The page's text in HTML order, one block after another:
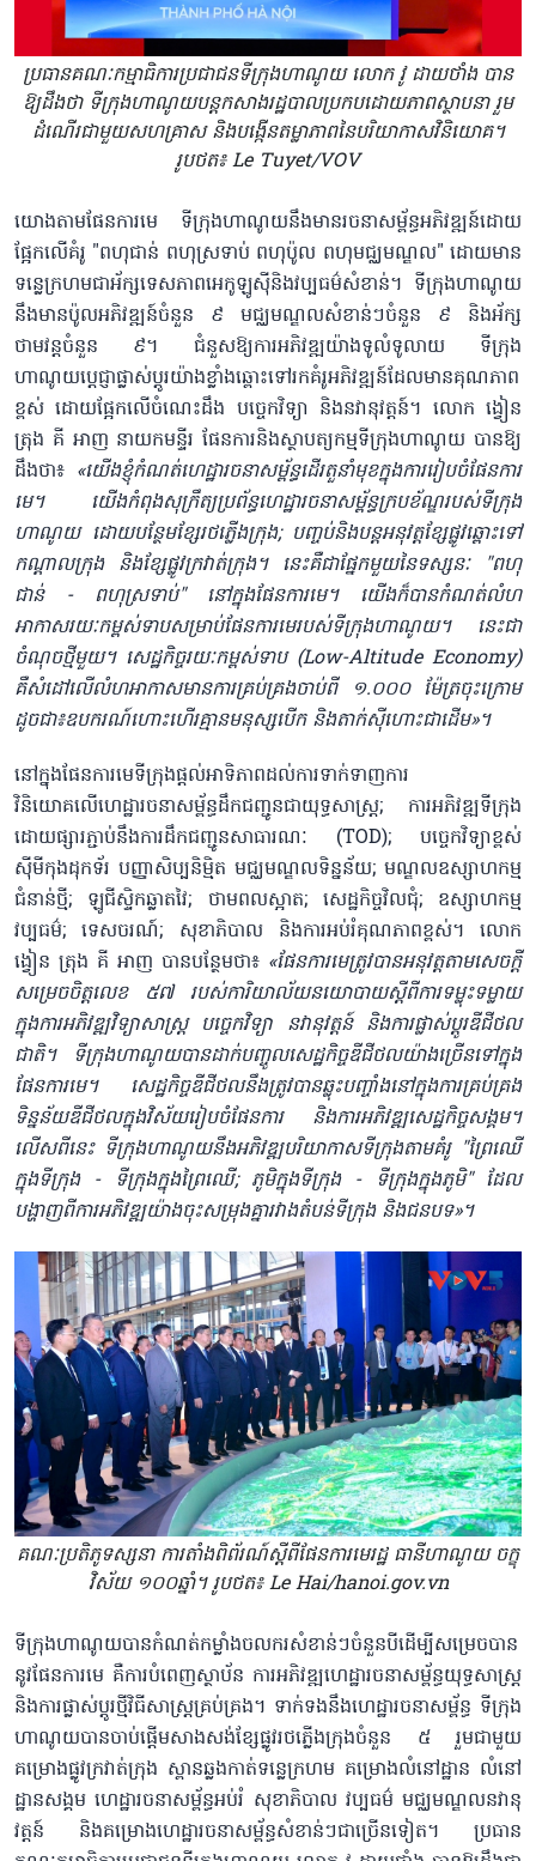
ប្រធានគណៈកម្មាធិការប្រជាជនទីក្រុងហាណូយ លោក វូ ដាយថាំង បាន
ឱ្យដឹងថា ទីក្រុងហាណូយបន្តកសាងរដ្ឋបាលប្រកបដោយភាពស្ថាបនា រួម
ដំណើរជាមួយសហគ្រាស និងបង្កើនតម្លាភាពនៃបរិយាកាសវិនិយោគ។
រូបថត៖ Le Tuyet/VOV
យោងតាមផែនការមេ ទីក្រុងហាណូយនឹងមានរចនាសម្ព័ន្ធអភិវឌ្ឍន៍ដោយ
ផ្អែកលើគំរូ "ពហុជាន់ ពហុស្រទាប់ ពហុប៉ូល ពហុមជ្ឈមណ្ឌល" ដោយមាន
ទន្លេក្រហម​ជាអ័ក្សទេសភាពអេកូឡូស៊ីនិងវប្បធម៌សំខាន់។ ទីក្រុងហាណូយ
នឹងមានប៉ូលអ​ភិវឌ្ឍន៍ចំនួន ៩ មជ្ឈមណ្ឌលសំខាន់ៗចំនួន ៩ និងអ័ក្ស
ថាមវន្តចំនួន ៩។ ជំនួសឱ្យការអភិវឌ្ឍយ៉ាងទូលំទូលាយ ទីក្រុង
ហាណូយប្តេជ្ញាផ្លាស់ប្តូរយ៉ាងខ្លាំងឆ្ពោះទៅរកគំរូអភិវឌ្ឍន៍ដែលមានគុណភាព
ខ្ពស់ ដោយផ្អែកលើចំណេះដឹង បច្ចេកវិទ្យា និងនវានុវត្តន៍។ លោក ង្វៀន
ត្រុង គី អាញ នាយកមន្ទីរ ផែនការនិងស្ថាបត្យកម្មទីក្រុងហាណូយ បានឱ្យ
ដឹងថា​៖ «​យើងខ្ញុំកំណត់ហេដ្ឋារចនាសម្ព័ន្ធដើរតួនាំមុខក្នុងការរៀបចំផែនការ​
មេ​​។ យើងកំពុងសុក្រឹត្យប្រព័ន្ធហេដ្ឋារចនាសម្ព័ន្ធ​ក្របខ័ណ្ឌរបស់​ទីក្រុង
ហាណូយ ដោយបន្ថែមខ្សែរថភ្លើងក្រុង; បញ្ចប់និងបន្តអនុវត្តខ្សែ​ផ្លូវឆ្ពោះទៅ
កណ្តាលក្រុង និង​ខ្សែផ្លូវ​ក្រវាត់ក្រុង។ នេះគឺជាផ្នែកមួយនៃទស្សនៈ "ពហុ
ជាន់ - ពហុស្រទាប់​" នៅ​ក្នុងផែនការមេ​។ យើងក៏បានកំណត់​លំហ
អាកាសរយៈកម្ពស់ទាបសម្រាប់ផែនការមេ​របស់ទីក្រុងហាណូយ។ នេះជា
ចំណុចថ្មីមួយ​។ សេដ្ឋកិច្ចរយៈកម្ពស់ទាប (Low-Altitude Economy)​
គឺសំដៅលើលំហអាកាសមានការគ្រប់គ្រងចាប់ពី ១.០០០ ម៉ែត្រចុះក្រោម
ដូចជា៖ឧបករណ៍ហោះហើរគ្មានមនុស្សបើក និងតាក់ស៊ីហោះជាដើម​»​។
នៅក្នុងផែនការមេ​ទីក្រុងផ្តល់អាទិភាព​ដល់ការទាក់ទាញការ
វិនិយោគលើហេដ្ឋារចនាសម្ព័ន្ធដឹកជញ្ជូនជាយុទ្ធសាស្ត្រ; ការអភិវឌ្ឍទីក្រុង
ដោយផ្សារភ្ជាប់នឹងការដឹកជញ្ជូនសាធារណៈ (TOD); បច្ចេកវិទ្យាខ្ពស់
ស៊ីមីកុងដុកទ័រ បញ្ញាសិប្បនិម្មិត មជ្ឈមណ្ឌលទិន្នន័យ; មណ្ឌលឧស្សាហកម្ម
ជំនាន់ថ្មី; ឡូជីស្ទិកឆ្លាតវៃ; ថាមពលស្អាត​; សេដ្ឋកិច្ច​វិលជុំ; ឧស្សាហកម្ម
វប្បធម៌; ទេសចរណ៍; សុខាភិបាល និងការអប់រំគុណភាពខ្ពស់។ លោក
ង្វៀន ត្រុង គី អាញ បានបន្ថែមថា៖ «ផែនការមេ​ត្រូវបានអនុវត្ត​តាមសេចក្តី
សម្រេចចិត្ត​លេខ ៥៧ របស់ការិយាល័យនយោបាយស្តីពីការទម្លុះ​ទម្លាយ
ក្នុងការអភិវឌ្ឍវិទ្យាសាស្ត្រ បច្ចេកវិទ្យា នវានុវត្តន៍ និងការផ្លាស់ប្តូរឌីជីថល
ជាតិ។ ទីក្រុងហាណូយបានដាក់បញ្ចូលសេដ្ឋកិច្ចឌីជីថលយ៉ាងច្រើនទៅក្នុង
ផែនការ​មេ​។ សេដ្ឋកិច្ចឌីជីថលនឹងត្រូវបានឆ្លុះបញ្ចាំងនៅក្នុងការគ្រប់គ្រង
ទិន្នន័យឌីជីថលក្នុងវិស័យរៀបចំ​ផែនការ និងការអភិវឌ្ឍសេដ្ឋកិច្ចសង្គម។
លើសពីនេះ ទីក្រុងហាណូយនឹងអភិវឌ្ឍ​បរិយាកាសទីក្រុងតាមគំរូ "ព្រៃឈើ
ក្នុងទីក្រុង - ទីក្រុងក្នុងព្រៃឈើ; ភូមិក្នុងទីក្រុង - ទីក្រុងក្នុងភូមិ" ដែល
បង្ហាញពីការអភិវឌ្ឍ​យ៉ាង​ចុះសម្រុងគ្នារវាងតំបន់ទីក្រុង និងជនបទ»​។
គណៈប្រតិភូ​ទស្សនា ការ​​តាំងពិព័រណ៍​ស្តីពី​ផែនការមេ​រដ្ឋ ធានី​ហាណូយ​​ ​ចក្ខុ
វិស័យ ១០០ឆ្នាំ។ រូបថត៖ Le Hai/hanoi.gov.vn
ទីក្រុងហាណូយបានកំណត់កម្លាំងចលករសំខាន់ៗចំនួនបីដើម្បីសម្រេចបាន
នូវផែនការមេ​ គឺការបំពេញស្ថាប័ន ការអភិវឌ្ឍហេដ្ឋារចនាសម្ព័ន្ធយុទ្ធសាស្ត្រ
និងការផ្លាស់ប្តូរថ្មីវិធីសាស្រ្តគ្រប់គ្រង។ ទាក់ទងនឹងហេដ្ឋារចនាសម្ព័ន្ធ ទីក្រុង
ហាណូយបានចាប់ផ្តើមសាងសង់ខ្សែ​ផ្លូវរថភ្លើងក្រុងចំនួន ៥ រួម​ជាមួយ​
គម្រោងផ្លូវក្រវាត់ក្រុង ស្ពានឆ្លងកាត់ទន្លេ​ក្រហម គម្រោងលំនៅដ្ឋាន លំនៅ
ដ្ឋានសង្គម ហេដ្ឋារចនាសម្ព័ន្ធអប់រំ សុខាភិបាល វប្បធម៌ មជ្ឈមណ្ឌលនវានុ
វត្តន៍ និងគម្រោងហេដ្ឋារចនាសម្ព័ន្ធសំខាន់ៗជាច្រើនទៀត​។ ប្រធាន